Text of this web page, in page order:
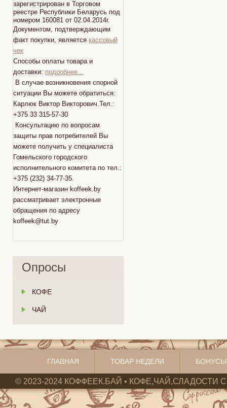
зарегистрирован в Торговом
реестре Республики Беларусь под
номером 160081 от 02.04.2014г.
Документом, подтверждающим
факт покупки, является кассовый
чек
Способы оплаты товара и
доставки: подробнее...
В случае возникновения спорной
ситуации Вы можете обратиться:
Карлюк Виктор Викторович.Тел.:
+375 33 315-57-30
Консультацию по вопросам
защиты прав потребителей Вы
можете получить у специалиста
Гомельского городского
исполнительного комитета по тел.:
+375 (232) 34-77-35.
Интернет-магазин koffeek.by
рассматривает электронные
обращения по адресу
koffeek@tut.by
Опросы
КОФЕ
ЧАЙ
ГЛАВНАЯ ТОВАР НЕДЕЛИ
© 2023-2024 КОФФЕЕК.БАЙ • КОФЕ,ЧАЙ,СЛАДОСТИ С